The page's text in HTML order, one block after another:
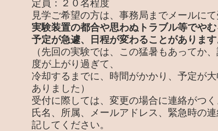
定員：２０名程度
見学ご希望の方は、事務局までメールに
実験装置の都合や思わぬトラブル等でや
予定が急遽、日程が変わることがありま
（先回の実験では、この猛暑もあってか
度が上がり過ぎて、
冷却するまでに、時間がかかり、予定が
ありました）
受付に際しては、変更の場合に連絡がつ
氏名、所属、メールアドレス、緊急時の
記してください。